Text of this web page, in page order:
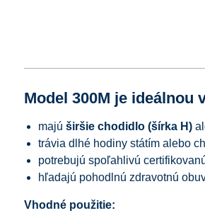
Model 300M je ideálnou
majú širšie chodidlo (šírka H)
trávia dlhé hodiny státím alebo
potrebujú spoľahlivú
hľadajú pohodlnú zdravotnú
Vhodné použitie: